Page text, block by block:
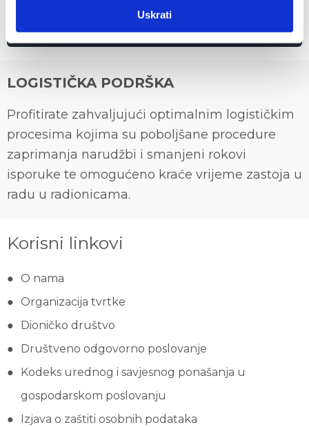
Uskrati
LOGISTIČKA PODRŠKA
Profitirate zahvaljujući optimalnim logističkim
procesima kojima su poboljšane procedure
zaprimanja narudžbi i smanjeni rokovi
isporuke te omogućeno kraće vrijeme zastoja u
radu u radionicama.
Korisni linkovi
O nama
Organizacija tvrtke
Dioničko društvo
Društveno odgovorno poslovanje
Kodeks urednog i savjesnog ponašanja u
gospodarskom poslovanju
Izjava o zaštiti osobnih podataka